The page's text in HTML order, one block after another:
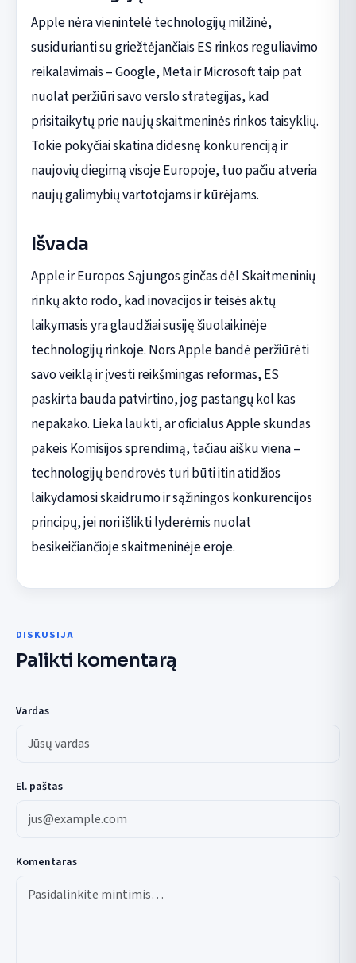
Apple nėra vienintelė technologijų milžinė,
susidurianti su griežtėjančiais ES rinkos reguliavimo
reikalavimais – Google, Meta ir Microsoft taip pat
nuolat peržiūri savo verslo strategijas, kad
prisitaikytų prie naujų skaitmeninės rinkos taisyklių.
Tokie pokyčiai skatina didesnę konkurenciją ir
naujovių diegimą visoje Europoje, tuo pačiu atveria
naujų galimybių vartotojams ir kūrėjams.
Išvada
Apple ir Europos Sąjungos ginčas dėl Skaitmeninių
rinkų akto rodo, kad inovacijos ir teisės aktų
laikymasis yra glaudžiai susiję šiuolaikinėje
technologijų rinkoje. Nors Apple bandė peržiūrėti
savo veiklą ir įvesti reikšmingas reformas, ES
paskirta bauda patvirtino, jog pastangų kol kas
nepakako. Lieka laukti, ar oficialus Apple skundas
pakeis Komisijos sprendimą, tačiau aišku viena –
technologijų bendrovės turi būti itin atidžios
laikydamosi skaidrumo ir sąžiningos konkurencijos
principų, jei nori išlikti lyderėmis nuolat
besikeičiančioje skaitmeninėje eroje.
DISKUSIJA
Palikti komentarą
Vardas
El. paštas
Komentaras